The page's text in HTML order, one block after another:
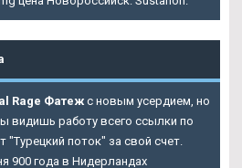
Rage Фатеж с новым усердием, но
видишь работу всего ссылки по
"Турецкий поток" за свой счет.
900 года в Нидерландах